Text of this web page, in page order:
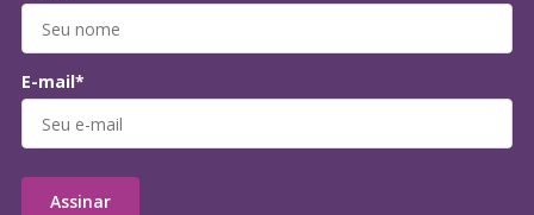
E-mail*
Assinar